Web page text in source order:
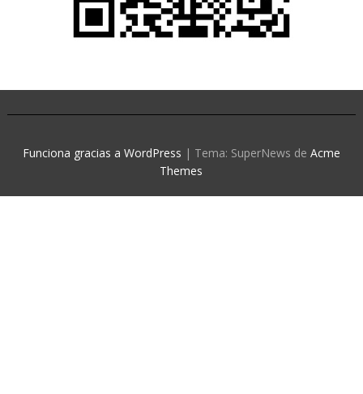
Funciona gracias a WordPress | Tema: SuperNews de Acme
Themes